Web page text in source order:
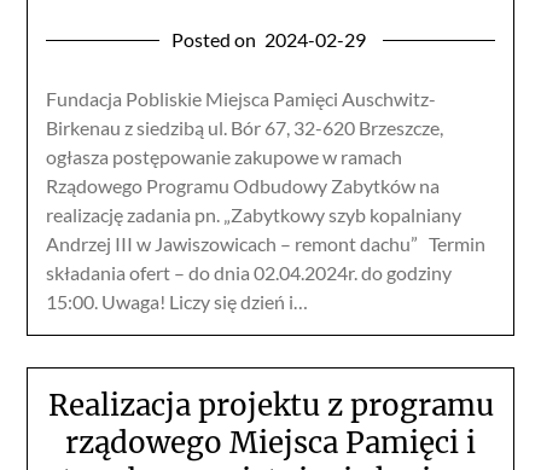
Posted on 2024-02-29
Fundacja Pobliskie Miejsca Pamięci Auschwitz-
Birkenau z siedzibą ul. Bór 67, 32-620 Brzeszcze,
ogłasza postępowanie zakupowe w ramach
Rządowego Programu Odbudowy Zabytków na
realizację zadania pn. „Zabytkowy szyb kopalniany
Andrzej III w Jawiszowicach – remont dachu” Termin
składania ofert – do dnia 02.04.2024r. do godziny
15:00. Uwaga! Liczy się dzień i…
Realizacja projektu z programu
rządowego Miejsca Pamięci i